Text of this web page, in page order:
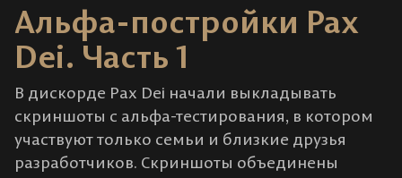
Альфа-постройки Pax
Dei. Часть 1
В дискорде Pax Dei начали выкладывать
скриншоты с альфа-тестирования, в котором
участвуют только семьи и близкие друзья
разработчиков. Скриншоты объединены